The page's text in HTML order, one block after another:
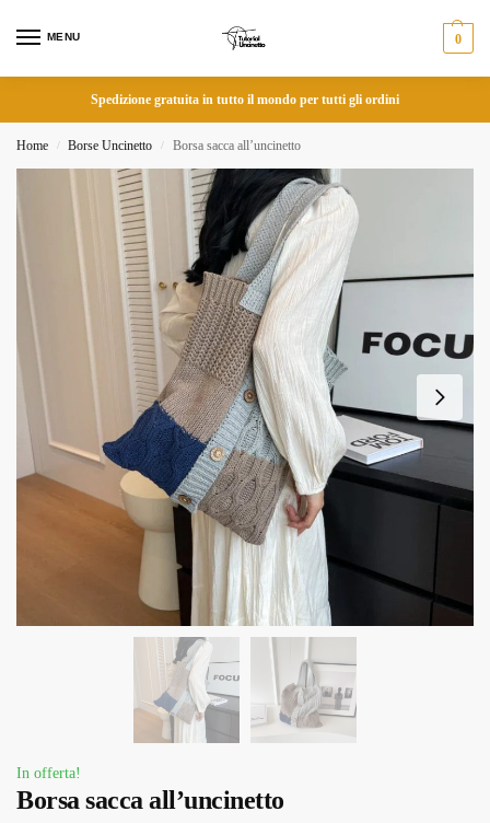
MENU 0
Spedizione gratuita in tutto il mondo per tutti gli ordini
Home / Borse Uncinetto / Borsa sacca all’uncinetto
In offerta!
Borsa sacca all’uncinetto